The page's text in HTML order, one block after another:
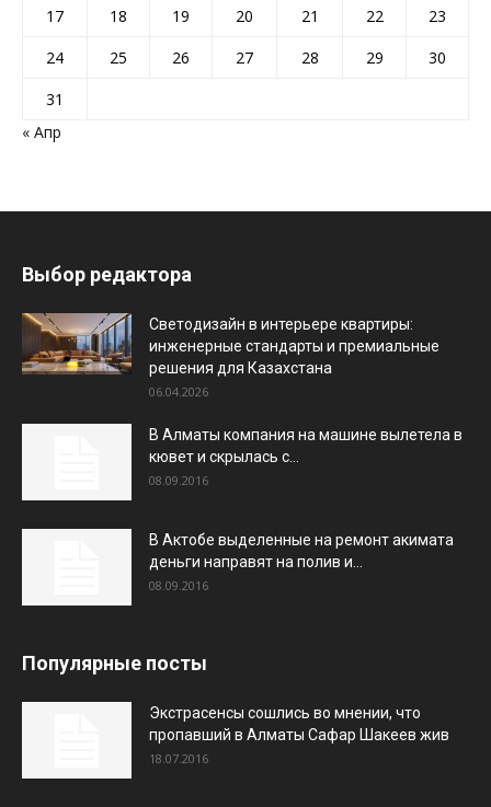
17
18 19 20 21 22
23
24
25 26 27 28 29
30
31
« Апр
Выбор редактора
Светодизайн в интерьере квартиры:
инженерные стандарты и премиальные
решения для Казахстана
06.04.2026
В Алматы компания на машине вылетела в
кювет и скрылась с...
08.09.2016
В Актобе выделенные на ремонт акимата
деньги направят на полив и...
08.09.2016
Популярные посты
Экстрасенсы сошлись во мнении, что
пропавший в Алматы Сафар Шакеев жив
18.07.2016